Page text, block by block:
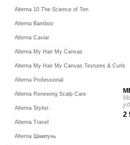
2
Alterna 10 The Science of Ten
Alterna Bamboo
Alterna Caviar
Alterna My Hair My Canvas
Alterna My Hair My Canvas Textures & Curls
Alterna Professional
Alterna Renewing Scalp Care
Alterna Stylist
Alterna Travel
Alterna Шампунь